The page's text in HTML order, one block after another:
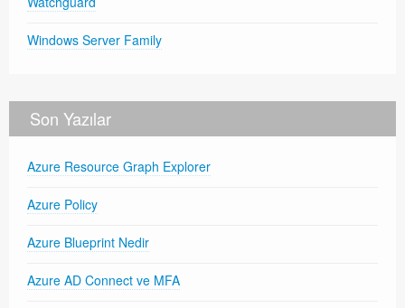
Windows Server Family
Son Yazılar
Azure Resource Graph Explorer
Azure Policy
Azure Blueprint Nedir
Azure AD Connect ve MFA